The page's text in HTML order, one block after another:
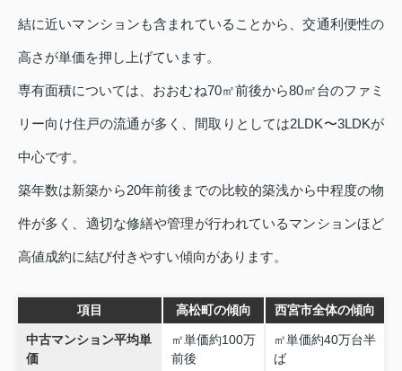
結に近いマンションも含まれていることから、交通利便性の
高さが単価を押し上げています。
専有面積については、おおむね70㎡前後から80㎡台のファミ
リー向け住戸の流通が多く、間取りとしては2LDK〜3LDKが
中心です。
築年数は新築から20年前後までの比較的築浅から中程度の物
件が多く、適切な修繕や管理が行われているマンションほど
高値成約に結び付きやすい傾向があります。
項目 高松町の傾向 西宮市全体の傾向
中古マンション平均単
価
㎡単価約100万
前後
㎡単価約40万台半
ば